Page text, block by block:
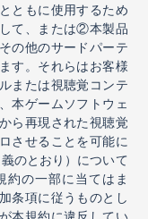
ともに使用するため
て、または②本製品
の他のサードパーテ
す。それらはお客様
または視聴覚コンテ
本ゲームソフトウェ
ら再現された視聴覚
させることを可能に
のとおり）について
約の一部に当てはま
条項に従うものとし